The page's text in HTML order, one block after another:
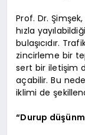
Prof. Dr.
hızla
bulaşıcıdır.
zincirleme bir
sert bir iletişim
açabilir. Bu
iklimi de
“Durup